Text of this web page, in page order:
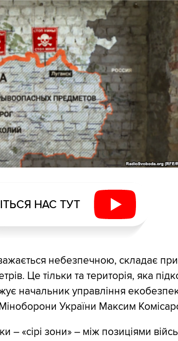
НАС ТУТ
небезпечною, складає
Це тільки та територія, яка
начальник управління
Міноборони України Максим
– «сірі зони» – між позиціями